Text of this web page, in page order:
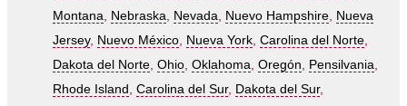
Montana, Nebraska, Nevada, Nuevo Hampshire, Nueva
Jersey, Nuevo México, Nueva York, Carolina del Norte,
Dakota del Norte, Ohio, Oklahoma, Oregón, Pensilvania,
Rhode Island , Carolina del Sur, Dakota del Sur,